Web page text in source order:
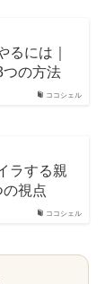
ココシェル
るには｜
の方法
ココシェル
ラする親
視点